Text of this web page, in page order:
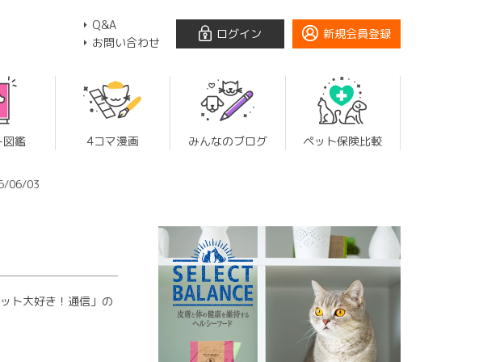
Q&A
お問い合わせ
ログイン 新規会員登録
図鑑 4コマ漫画 みんなのブログ ペット保険比較
06/03
ト大好き！通信」の